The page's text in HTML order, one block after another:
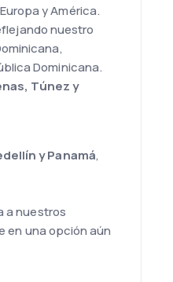
y América.
nuestro
Dominicana.
Túnez y
y Panamá,
a nuestros
en una opción aún